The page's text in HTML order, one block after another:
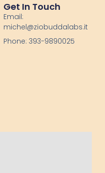
Get In Touch
Email:
michel@ziobuddalabs.it
Phone: 393-9890025